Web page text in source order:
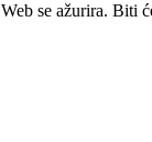
Web se ažurira. Biti